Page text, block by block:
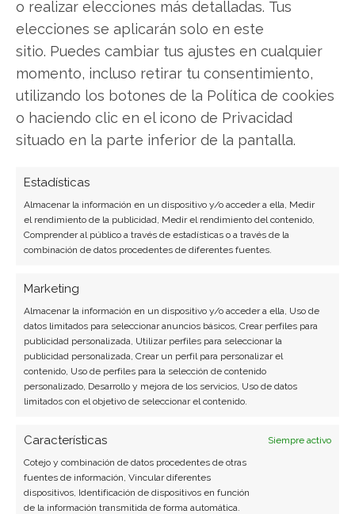
o realizar elecciones más detalladas. Tus
elecciones se aplicarán solo en este
sitio. Puedes cambiar tus ajustes en cualquier
momento, incluso retirar tu consentimiento,
utilizando los botones de la Política de cookies
o haciendo clic en el icono de Privacidad
situado en la parte inferior de la pantalla.
Estadísticas
Almacenar la información en un dispositivo y/o acceder a ella, Medir
el rendimiento de la publicidad, Medir el rendimiento del contenido,
Comprender al público a través de estadísticas o a través de la
combinación de datos procedentes de diferentes fuentes.
Marketing
Almacenar la información en un dispositivo y/o acceder a ella, Uso de
datos limitados para seleccionar anuncios básicos, Crear perfiles para
publicidad personalizada, Utilizar perfiles para seleccionar la
publicidad personalizada, Crear un perfil para personalizar el
contenido, Uso de perfiles para la selección de contenido
personalizado, Desarrollo y mejora de los servicios, Uso de datos
limitados con el objetivo de seleccionar el contenido.
Características
Siempre activo
Cotejo y combinación de datos procedentes de otras
fuentes de información, Vincular diferentes
dispositivos, Identificación de dispositivos en función
de la información transmitida de forma automática.
transformación digital con más de 8 años de
experiencia. Experta en inteligencia artificial,
ciberseguridad y startups tecnológicas.
Ver todos los artículos →